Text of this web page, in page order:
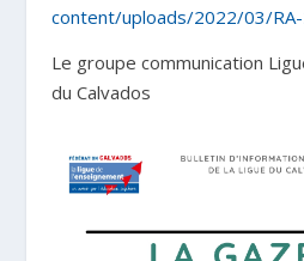
content/uploads/2022/03/
Le groupe communication
du Calvados